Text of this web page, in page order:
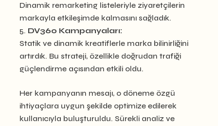
Dinamik remarketing listeleriyle ziyaretçilerin
markayla etkileşimde kalmasını sağladık.
DV360 Kampanyaları:
Statik ve dinamik kreatiflerle marka bilinirliğini
artırdık. Bu strateji, özellikle doğrudan trafiği
güçlendirme açısından etkili oldu.
Her kampanyanın mesajı, o döneme özgü
ihtiyaçlara uygun şekilde optimize edilerek
kullanıcıyla buluşturuldu. Sürekli analiz ve